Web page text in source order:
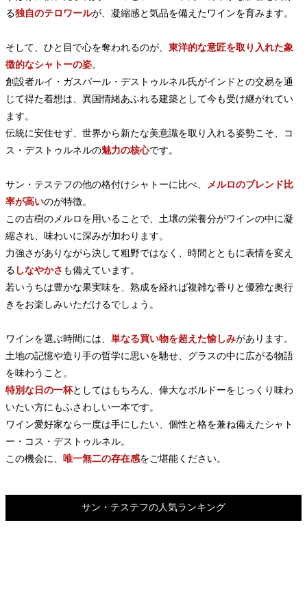
る独自のテロワールが、凝縮感と気品を備えたワインを育みます。
そして、ひと目で心を奪われるのが、 東洋的な意匠を取り入れた象
徴的なシャトーの姿。
創設者ルイ・ガスパール・デストゥルネル氏がインドとの交易を通
じて得た着想は、異国情緒あふれる建築として今も受け継がれてい
ます。
伝統に安住せず、世界から新たな美意識を取り入れる姿勢こそ、コ
ス・デストゥルネルの魅力の核心です。
サン・テステフの他の格付けシャトーに比べ、
メルロのブレンド比
率が高いのが特徴。
この古樹のメルロを用いることで、土壌の栄養分がワインの中に凝
縮され、味わいに深みが加わります。
力強さがありながら決して粗野ではなく、時間とともに表情を変え
る しなやかさ も備えています。
若いうちは豊かな果実味を、熟成を経れば複雑な香りと優雅な奥行
きをお楽しみいただけるでしょう。
ワインを選ぶ時間には、 単なる買い物を超えた愉しみがあります。
土地の記憶や造り手の哲学に思いを馳せ、グラスの中に広がる物語
を味わうこと。
特別な日の一杯としてはもちろん、偉大なボルドーをじっくり味わ
いたい方にもふさわしい一本です。
ワイン愛好家なら一度は手にしたい、個性と格を兼ね備えたシャト
ー・コス・デストゥルネル。
この機会に、 唯一無二の存在感をご堪能ください。
サン・テステフの人気ランキング